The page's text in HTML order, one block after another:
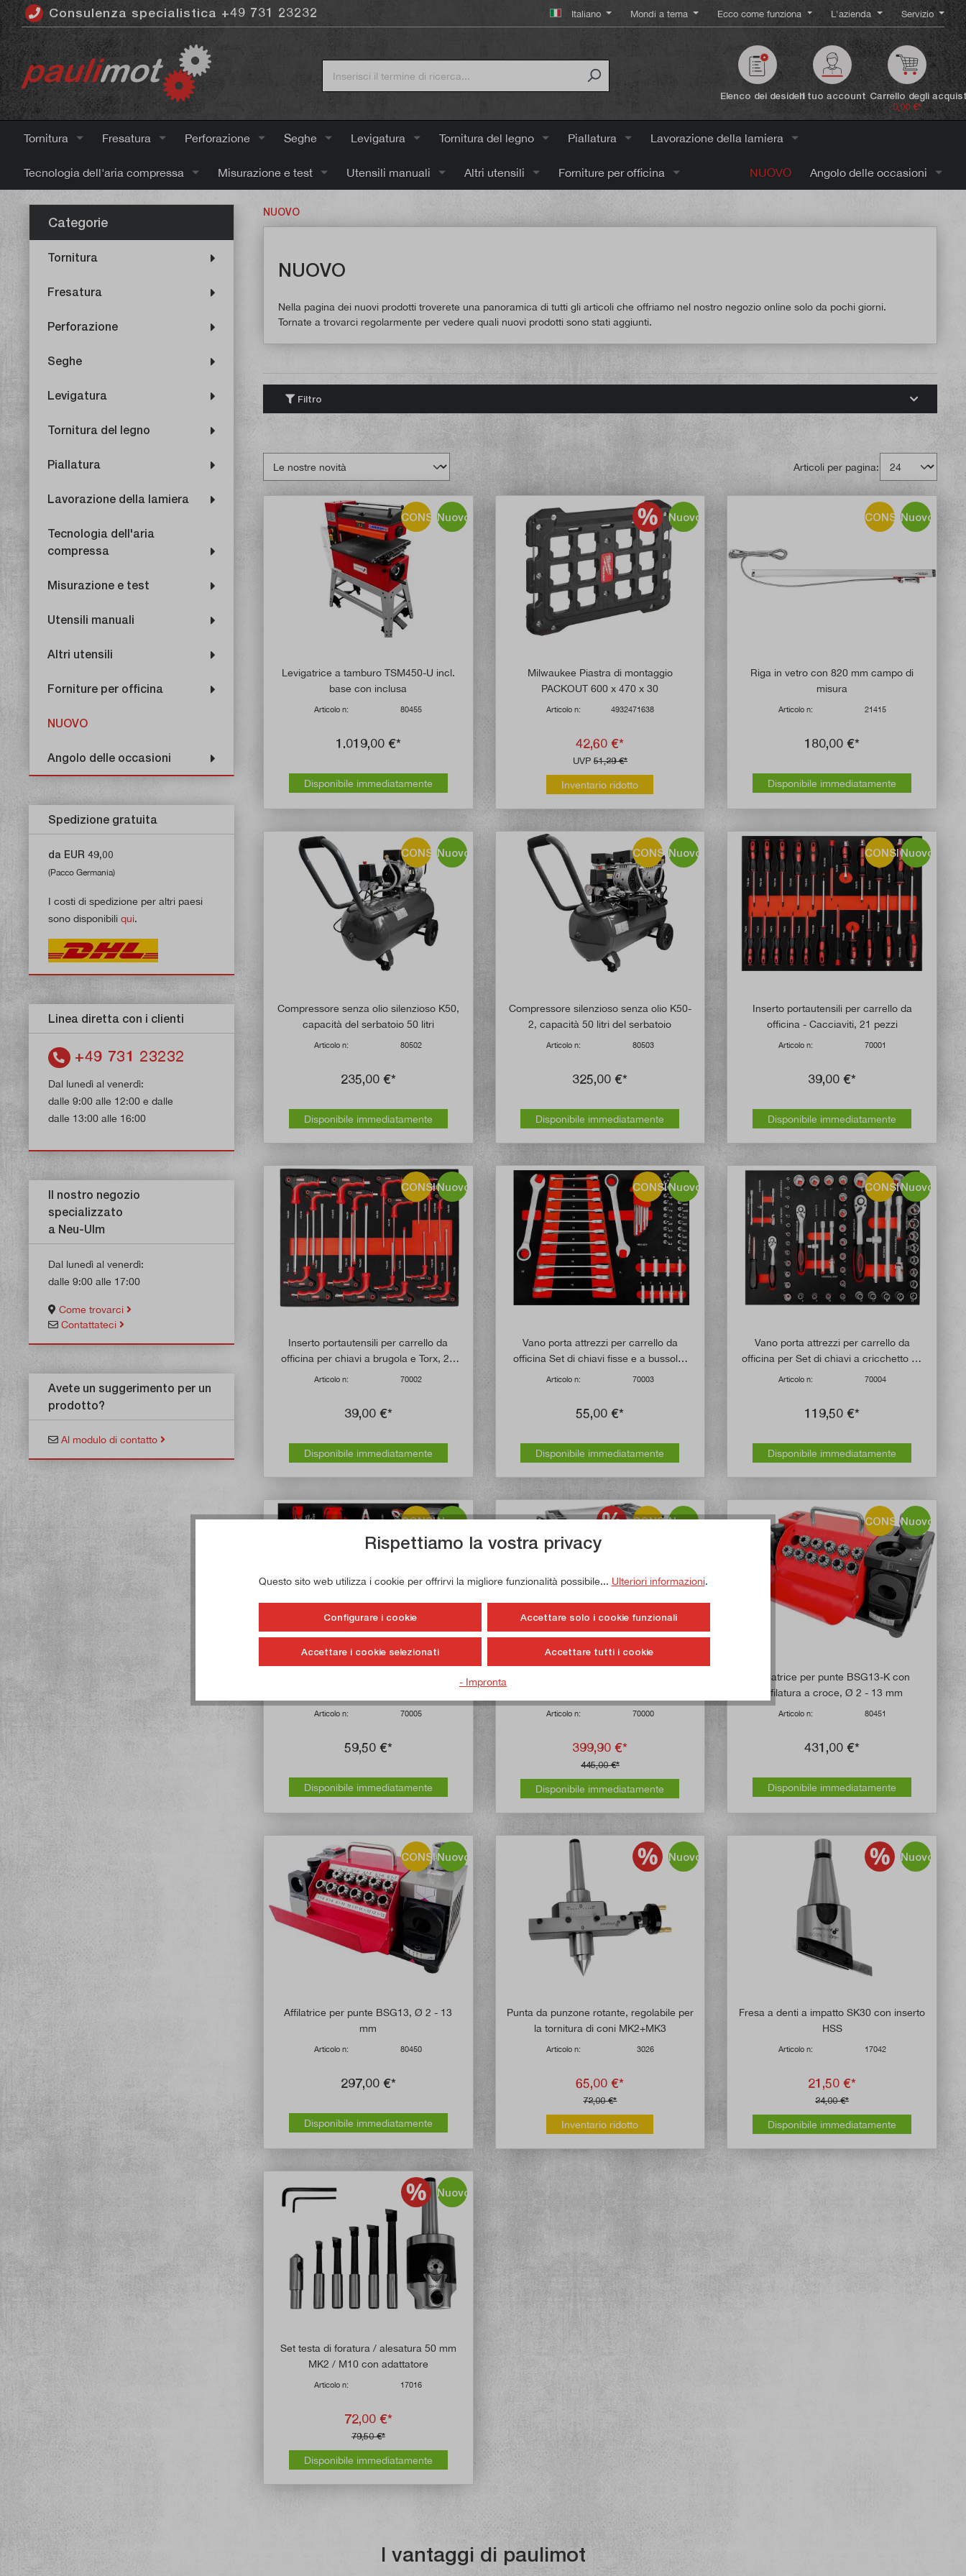
principale
Consulenza specialistica +49 731 23232 Italiano Mondi a tema Ecco come funziona L'azienda Servizio
Elenco dei desideriIl tuo account Carrello degli
0,00 €*
Tornitura Fresatura Perforazione Seghe Levigatura Tornitura del legno Piallatura Lavorazione della lamiera
Tecnologia dell'aria compressa Misurazione e test Utensili manuali Altri utensili Forniture per officina NUOVO Angolo delle occasioni
Categorie
Tornitura
Fresatura
Perforazione
Seghe
Levigatura
Tornitura del legno
Piallatura
Lavorazione della lamiera
Tecnologia dell'aria
compressa
Misurazione e test
Utensili manuali
Altri utensili
Forniture per officina
NUOVO
Angolo delle occasioni
Spedizione gratuita
da EUR 49,00
(Pacco Germania)
I costi di spedizione per altri paesi
sono disponibili qui.
Linea diretta con i clienti
+49 731 23232
Dal lunedì al venerdì:
dalle 9:00 alle 12:00 e dalle
dalle 13:00 alle 16:00
Il nostro negozio
specializzato
a Neu-Ulm
Dal lunedì al venerdì:
dalle 9:00 alle 17:00
Come trovarci
Contattateci
Avete un suggerimento per un
prodotto?
Al modulo di contatto
NUOVO
NUOVO
Nella pagina dei nuovi prodotti troverete una panoramica di tutti gli articoli che offriamo nel nostro negozio online solo da pochi giorni.
Tornate a trovarci regolarmente per vedere quali nuovi prodotti sono stati aggiunti.
Filtro
Articoli per pagina:
CONSIGLIO!
Nuovo
Levigatrice a tamburo TSM450-U incl.
base con inclusa
Articolo n: 80455
1.019,00 €*
Disponibile immediatamente
Nuovo
Milwaukee Piastra di montaggio
PACKOUT 600 x 470 x 30
Articolo n: 4932471638
42,60 €*
UVP 51,29 €*
Inventario ridotto
CONSIGLIO!
Nuovo
Riga in vetro con 820 mm campo di
misura
Articolo n: 21415
180,00 €*
Disponibile immediatamente
CONSIGLIO!
Nuovo
Compressore senza olio silenzioso K50,
capacità del serbatoio 50 litri
Articolo n: 80502
235,00 €*
Disponibile immediatamente
CONSIGLIO!
Nuovo
Compressore silenzioso senza olio K50-
2, capacità 50 litri del serbatoio
Articolo n: 80503
325,00 €*
Disponibile immediatamente
CONSIGLIO!
Nuovo
Inserto portautensili per carrello da
officina - Cacciaviti, 21 pezzi
Articolo n: 70001
39,00 €*
Disponibile immediatamente
CONSIGLIO!
Nuovo
Inserto portautensili per carrello da
officina per chiavi a brugola e Torx, 21
Articolo n: 70002
39,00 €*
Disponibile immediatamente
CONSIGLIO!
Nuovo
Vano porta attrezzi per carrello da
officina Set di chiavi fisse e a bussola,
Articolo n: 70003
55,00 €*
Disponibile immediatamente
CONSIGLIO!
Nuovo
Vano porta attrezzi per carrello da
officina per Set di chiavi a cricchetto da
1/2", 3/8" e 1/4", 61 pezzi
Articolo n: 70004
119,50 €*
Disponibile immediatamente
CONSIGLIO!
Nuovo
Articolo n: 70005
59,50 €*
Disponibile immediatamente
CONSIGLIO!
Nuovo
Articolo n: 70000
399,90 €*
445,00 €*
Disponibile immediatamente
CONSIGLIO!
Nuovo
Affilatrice per punte BSG13-K con
affilatura a croce, Ø 2 - 13 mm
Articolo n: 80451
431,00 €*
Disponibile immediatamente
CONSIGLIO!
Nuovo
Affilatrice per punte BSG13, Ø 2 - 13
mm
Articolo n: 80450
297,00 €*
Disponibile immediatamente
Nuovo
Punta da punzone rotante, regolabile per
la tornitura di coni MK2+MK3
Articolo n: 3026
65,00 €*
72,00 €*
Inventario ridotto
Nuovo
Fresa a denti a impatto SK30 con inserto
HSS
Articolo n: 17042
21,50 €*
24,00 €*
Disponibile immediatamente
Nuovo
Set testa di foratura / alesatura 50 mm
MK2 / M10 con adattatore
Articolo n: 17016
72,00 €*
79,50 €*
Disponibile immediatamente
I vantaggi di paulimot
Rispettiamo la vostra privacy
Questo sito web utilizza i cookie per offrirvi la migliore funzionalità possibile... Ulteriori informazioni.
Configurare i cookie Accettare solo i cookie funzionali
Accettare i cookie selezionati Accettare tutti i cookie
- Impronta